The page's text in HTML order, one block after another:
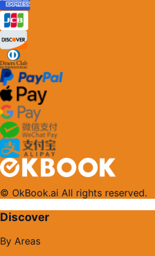
© OkBook.ai All rights reserved.
Discover
By Areas